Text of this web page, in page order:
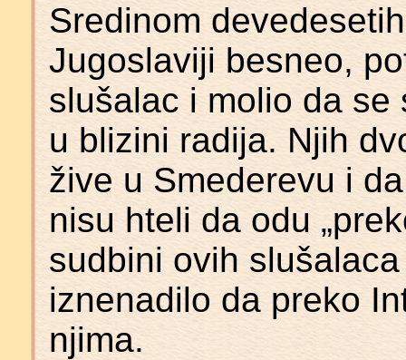
Sredinom
Jugoslaviji besneo,
slušalac i molio da
u blizini radija. Njih
žive u Smederevu i
nisu hteli da odu
sudbini ovih
iznenadilo da preko
njima.